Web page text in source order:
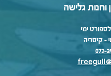
וחנות גלישה
ימי
– קיסריה
072-